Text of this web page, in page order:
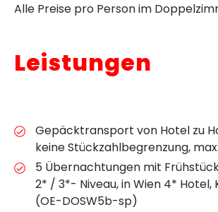
Alle Preise pro Person im
Leistungen
Gepäcktransport von Hotel zu
keine Stückzahlbegrenzung,
5 Übernachtungen mit
2* / 3*- Niveau, in Wien 4* Hotel,
(OE-DOSW5b-sp)